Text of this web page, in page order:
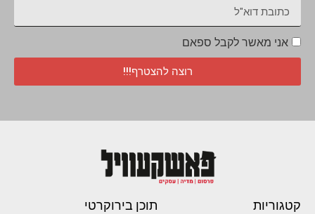
אני מאשר לקבל ספאם
רוצה להצטרף!!!
קטגוריות תוכן בירוקרטי